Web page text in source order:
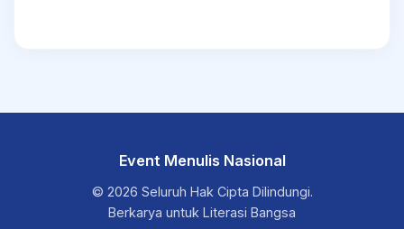
Event Menulis Nasional
© 2026 Seluruh Hak Cipta Dilindungi.
Berkarya untuk Literasi Bangsa